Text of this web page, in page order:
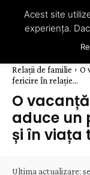
Relații de familie
O
fericire în relație...
O
aduce un
și în viața
Ultima actualizare:
Acest site
experiența.